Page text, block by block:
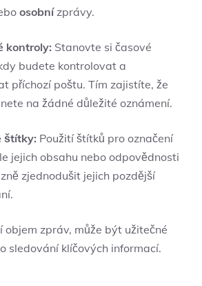
osobnízprávy.
kontroly: Stanovte si časové
budete kontrolovat a
příchozí poštu. Tím zajistíte, že
na žádné důležité oznámení.
štítky: Použití štítků pro označení
jejich obsahu nebo odpovědnosti
zjednodušit jejich pozdější
objem zpráv, může být užitečné
sledování klíčových informací.